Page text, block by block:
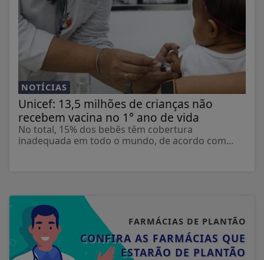
NOTÍCIAS
Unicef: 13,5 milhões de crianças não
recebem vacina no 1° ano de vida
No total, 15% dos bebês têm cobertura
inadequada em todo o mundo, de acordo com...
FARMÁCIAS DE PLANTÃO
CONFIRA AS FARMÁCIAS QUE
ESTARÃO DE PLANTÃO